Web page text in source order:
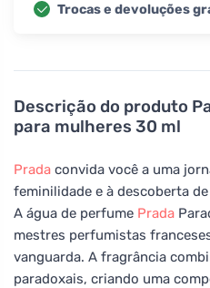
Descrição do produto
para mulheres 30 ml
Prada convida você a uma
feminilidade e à descoberta
A água de perfume Prada
mestres perfumistas
vanguarda. A fragrância
paradoxais, criando uma
Trocas e devoluções